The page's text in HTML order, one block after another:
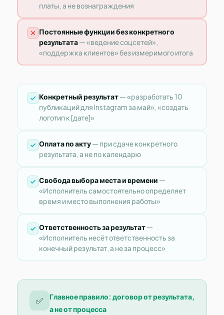
платы, а не вознаграждения
Постоянные функции без конкретного
результата— «ведение соцсетей»,
«поддержка клиентов» без измеримого итога
Конкретный результат— «разработать 10
публикаций для Instagram за май», «создать
логотип к [дате]»
Оплата по акту— при сдаче конкретного
результата, а не по календарю
Свобода выбора места и времени —
«Исполнитель самостоятельно определяет
время и место выполнения работы»
Ответственность за результат—
«Исполнитель несёт ответственность за
конечный результат, а не за процесс»
✅
Главное правило: договор от результата,
а не от процесса